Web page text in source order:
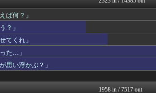
うだが？しかも...
人を断った夫...
に戻される」完...
Ask Reddit まと...
ニチカン！
ファー！現地サ...
クルマだった...
世界はグーチョキパー
キロの高...
というだけで車...
かんにゅー -韓国の反応-
ば何？」
？」
てくれ」
た…」
思い浮かぶ？」
1958 in / 7517 out